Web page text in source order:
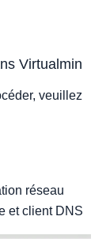
Virtualmin
veuillez
réseau
et client DNS